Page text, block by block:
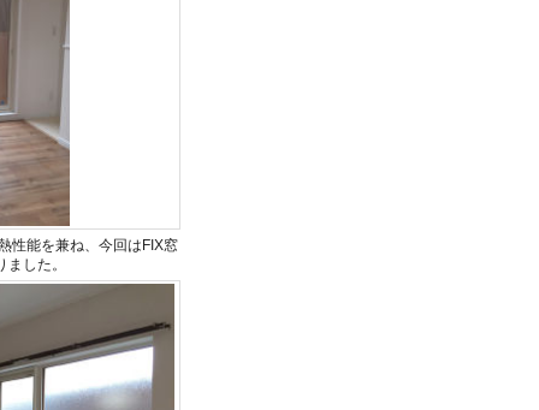
性能を兼ね、今回はFIX窓
した。